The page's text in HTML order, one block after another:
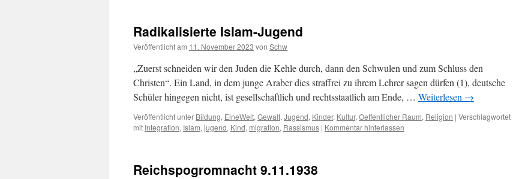
Radikalisierte Islam-Jugend
Veröffentlicht am 11. November 2023 von Schw
„Zuerst schneiden wir den Juden die Kehle durch, dann den Schwulen und zum Schluss den
Christen“. Ein Land, in dem junge Araber dies straffrei zu ihrem Lehrer sagen dürfen (1), deutsche
Schüler hingegen nicht, ist gesellschaftlich und rechtsstaatlich am Ende, … Weiterlesen →
Veröffentlicht unter Bildung, EineWelt, Gewalt, Jugend, Kinder, Kultur, Oeffentlicher Raum, Religion | Verschlagwortet
mit Integration, Islam, jugend, Kind, migration, Rassismus | Kommentar hinterlassen
Reichspogromnacht 9.11.1938